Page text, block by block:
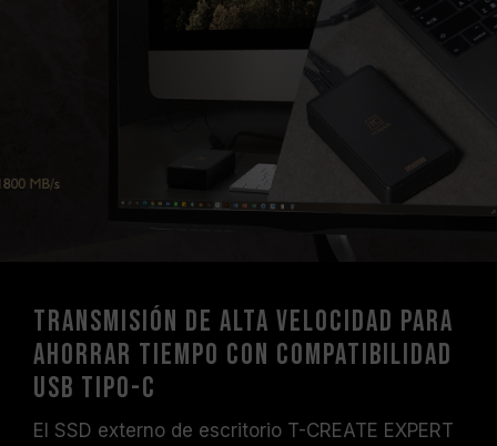
Transmisión de alta velocidad para
ahorrar tiempo con compatibilidad
USB Tipo-C
El SSD externo de escritorio T-CREATE EXPERT